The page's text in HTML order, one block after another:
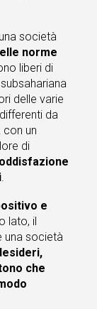
società
norme
liberi di
delle varie
da
con un
di
e
lato, il
una società
che